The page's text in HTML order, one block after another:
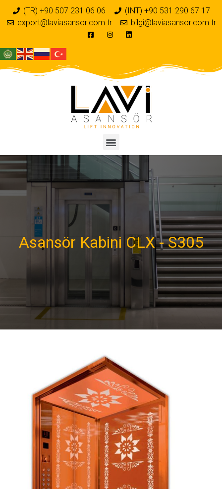
(TR) +90 507 231 06 06
(INT) +90 531 290 67 17
export@laviasansor.com.tr
bilgi@laviasansor.com.tr
Asansör Kabini CLX - S305